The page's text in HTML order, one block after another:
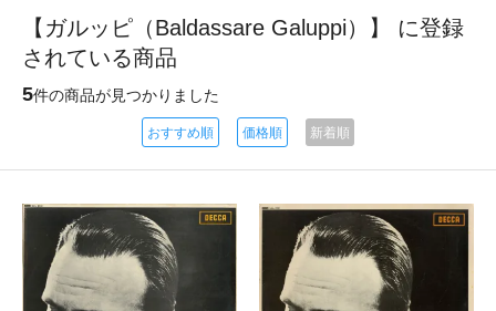
【ガルッピ（Baldassare Galuppi）】 に登録
されている商品
5件の商品が見つかりました
おすすめ順 価格順 新着順